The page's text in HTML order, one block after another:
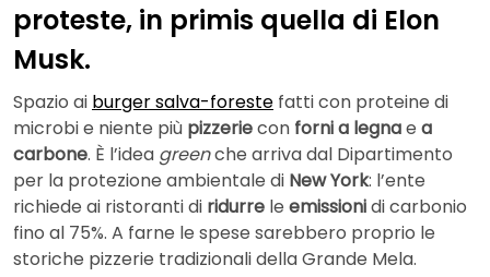
proteste, in primis quella di Elon
Musk.
Spazio ai burger salva-foreste fatti con proteine di
microbi e niente più pizzeriecon forni a legnae a
carbone. È l’idea greenche arriva dal Dipartimento
per la protezione ambientale di New York: l’ente
richiede ai ristoranti di ridurre le emissionidi carbonio
fino al 75%. A farne le spese sarebbero proprio le
storiche pizzerie tradizionali della Grande Mela.